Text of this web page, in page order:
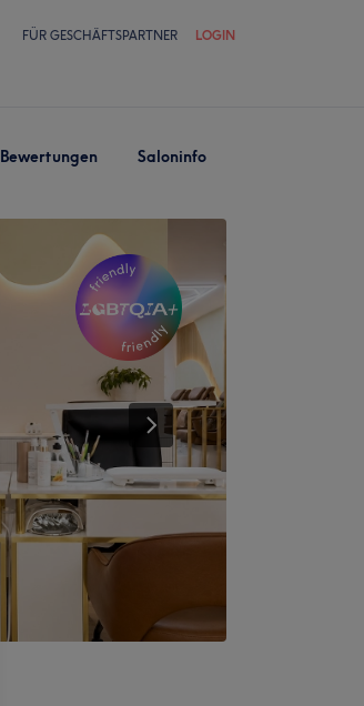
FÜR GESCHÄFTSPARTNER LOGIN
Bewertungen Saloninfo